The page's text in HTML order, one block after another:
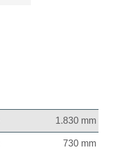
1.830 mm
730 mm